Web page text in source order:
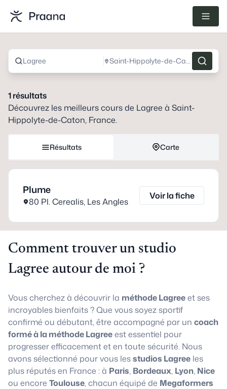
Lagree Saint-Hippolyte-de-Caton, France
1résultats
Découvrez les meilleurs cours de Lagree à Saint-
Hippolyte-de-Caton, France.
Résultats Carte
Plume
80 Pl. Cerealis, Les Angles
Voir la fiche
Comment trouver un studio
Lagree autour de moi ?
Vous cherchez à découvrir la méthode Lagreeet ses
incroyables bienfaits ? Que vous soyez sportif
confirmé ou débutant, être accompagné par un coach
formé à la méthode Lagreeest essentiel pour
progresser efficacement et en toute sécurité. Nous
avons sélectionné pour vous lesstudios Lagree les
plus réputés en France : à Paris, Bordeaux, Lyon, Nice
ou encore Toulouse, chacun équipé de Megaformers